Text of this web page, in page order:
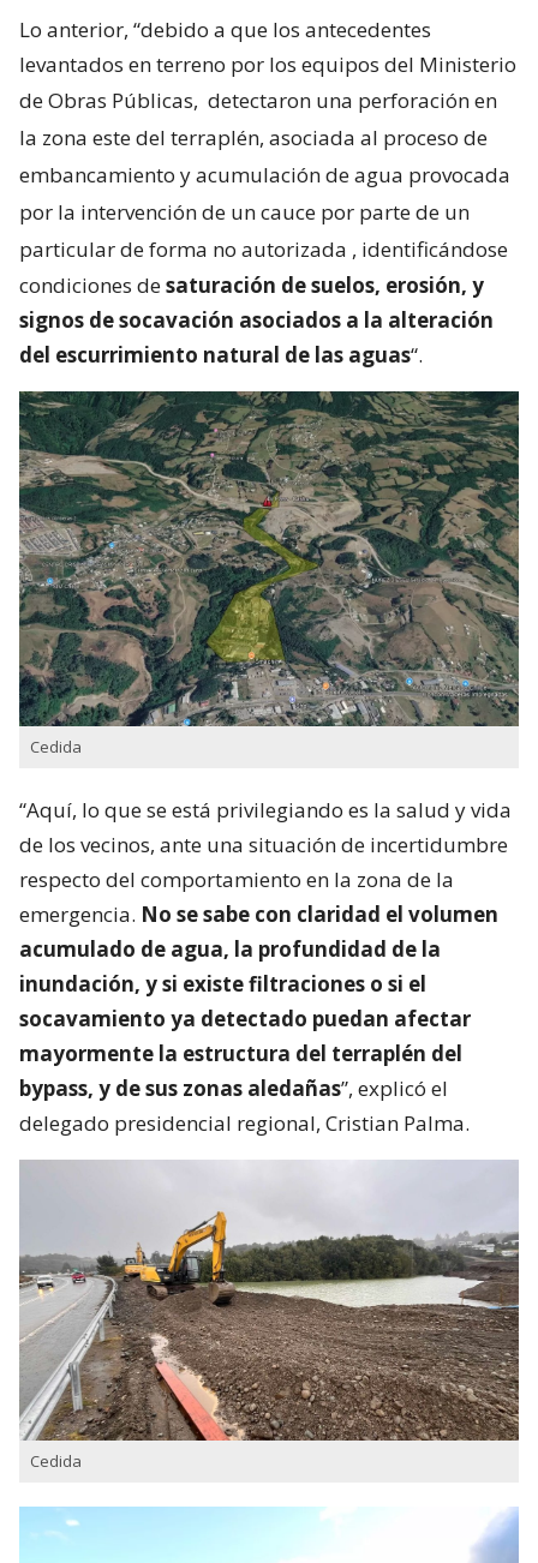
Lo anterior, “debido a que los antecedentes
levantados en terreno por los equipos del Ministerio
de Obras Públicas, detectaron una perforación en
la zona este del terraplén, asociada al proceso de
embancamiento y acumulación de agua provocada
por la intervención de un cauce por parte de un
particular de forma no autorizada , identificándose
condiciones desaturación de suelos, erosión, y
signos de socavación asociados a la alteración
del escurrimiento natural de las aguas“.
Cedida
“Aquí, lo que se está privilegiando es la salud y vida
de los vecinos, ante una situación de incertidumbre
respecto del comportamiento en la zona de la
emergencia. No se sabe con claridad el volumen
acumulado de agua, la profundidad de la
inundación, y si existe filtraciones o si el
socavamiento ya detectado puedan afectar
mayormente la estructura del terraplén del
bypass, y de sus zonas aledañas”, explicó el
delegado presidencial regional, Cristian Palma.
Cedida